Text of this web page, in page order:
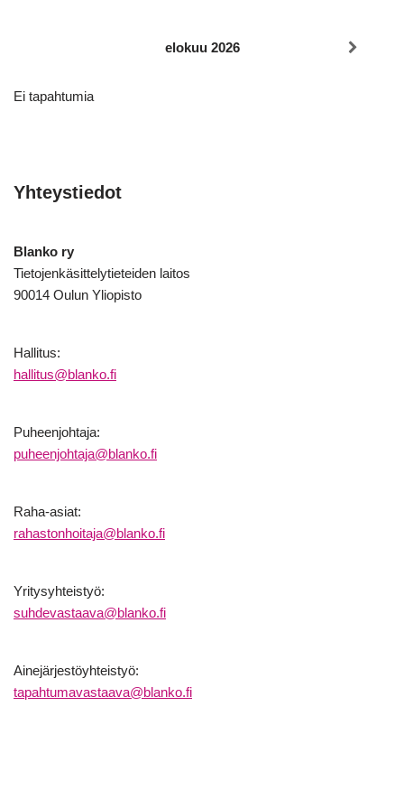
elokuu 2026
Ei tapahtumia
Yhteystiedot
Blanko ry
Tietojenkäsittelytieteiden laitos
90014 Oulun Yliopisto
Hallitus:
hallitus@blanko.fi
Puheenjohtaja:
puheenjohtaja@blanko.fi
Raha-asiat:
rahastonhoitaja@blanko.fi
Yritysyhteistyö:
suhdevastaava@blanko.fi
Ainejärjestöyhteistyö:
tapahtumavastaava@blanko.fi